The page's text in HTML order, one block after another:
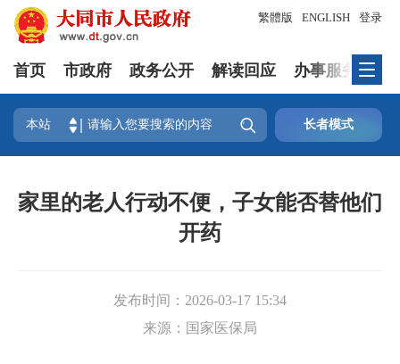
登录
繁體版 ENGLISH
首页 市政府 政务公开 解读回应 办事服务
本站  长者模式
家里的老人行动不便，子女能否替他们
开药
发布时间： 2026-03-17 15:34
来源： 国家医保局